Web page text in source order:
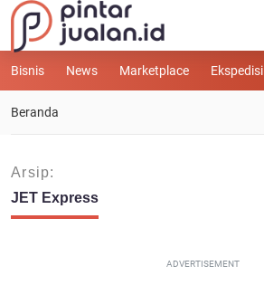
Bisnis News Marketplace Ekspedisi
Beranda
Arsip:
JET Express
ADVERTISEMENT